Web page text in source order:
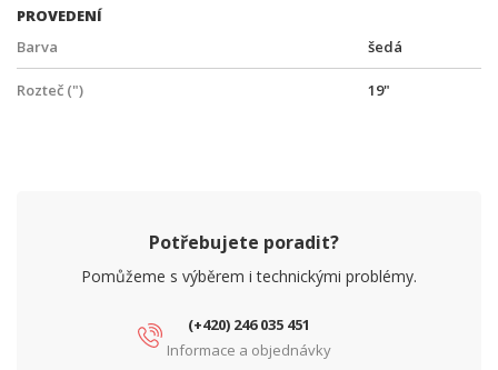
PROVEDENÍ
Barva
šedá
Rozteč (") 19"
Potřebujete poradit?
Pomůžeme s výběrem i technickými problémy.
(+420) 246 035 451
Informace a objednávky